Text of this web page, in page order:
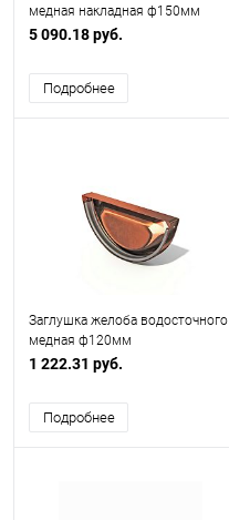
медная накладная ф150мм
5 090.18 руб.
Подробнее
Заглушка желоба водосточного
медная ф120мм
1 222.31 руб.
Подробнее